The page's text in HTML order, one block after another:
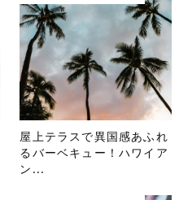
屋上テラスで異国感あふれ
るバーベキュー！ハワイア
ン...